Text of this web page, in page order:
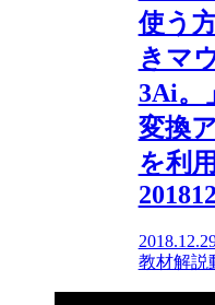
使う
きマ
3Ai。
変換
を利
教材解説